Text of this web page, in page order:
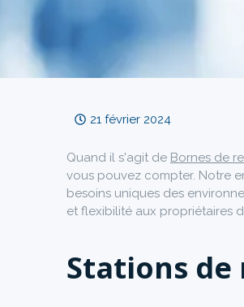
21 février 2024
Quand il s'agit de Bornes de
vous pouvez compter. Notre
besoins uniques des
et flexibilité aux propriétaires
Stations